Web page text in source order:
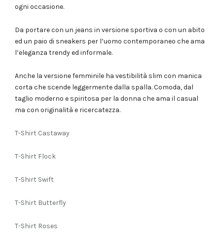
ogni occasione.
Da portare con un jeans in versione sportiva o con un abito
ed un paio di sneakers per l’uomo contemporaneo che ama
l’eleganza trendy ed informale.
Anche la versione femminile ha vestibilità slim con manica
corta che scende leggermente dalla spalla. Comoda, dal
taglio moderno e spiritosa per la donna che ama il casual
ma con originalità e ricercatezza.
T-Shirt Castaway
T-Shirt Flock
T-Shirt Swift
T-Shirt Butterfly
T-Shirt Roses